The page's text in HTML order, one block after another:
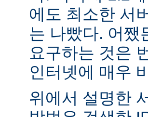
에도 최소한 서
는 나빴다. 어쨌
요구하는 것은
인터넷에 매우
위에서 설명한